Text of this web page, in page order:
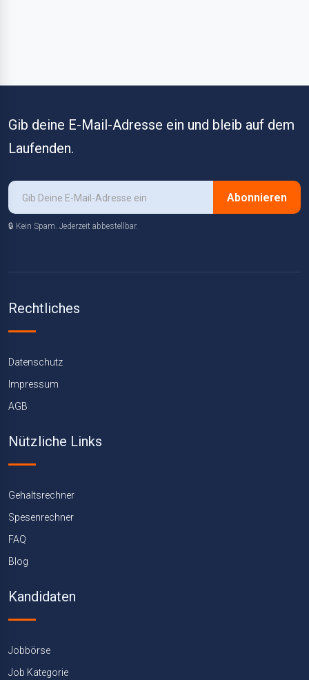
Gib deine E-Mail-Adresse ein und bleib auf dem
Laufenden.
Abonnieren
🔒 Kein Spam. Jederzeit abbestellbar.
Rechtliches
Datenschutz
Impressum
AGB
Nützliche Links
Gehaltsrechner
Spesenrechner
FAQ
Blog
Kandidaten
Jobbörse
Job Kategorie